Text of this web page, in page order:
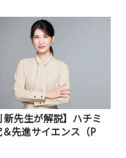
新先生が解説】ハチミ
先進サイエンス（P